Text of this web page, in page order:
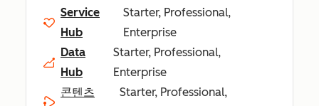
Service
Hub
Starter, Professional,
Enterprise
Data
Hub
Starter, Professional,
Enterprise
콘텐츠
Starter, Professional,